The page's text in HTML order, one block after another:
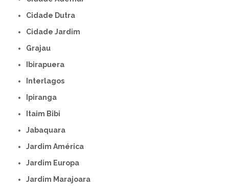
Cidade Dutra
Cidade Jardim
Grajau
Ibirapuera
Interlagos
Ipiranga
Itaim Bibi
Jabaquara
Jardim América
Jardim Europa
Jardim Marajoara